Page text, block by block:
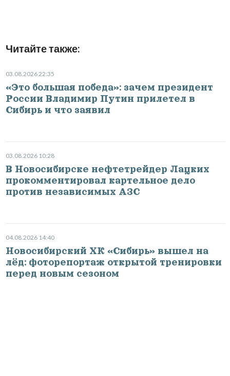
Читайте также:
03.08.2026 22:35
«Это большая победа»: зачем президент
России Владимир Путин прилетел в
Сибирь и что заявил
03.08.2026 10:28
В Новосибирске нефтетрейдер Лацких
прокомментировал картельное дело
против независимых АЗС
04.08.2026 14:40
Новосибирский ХК «Сибирь» вышел на
лёд: фоторепортаж открытой тренировки
перед новым сезоном